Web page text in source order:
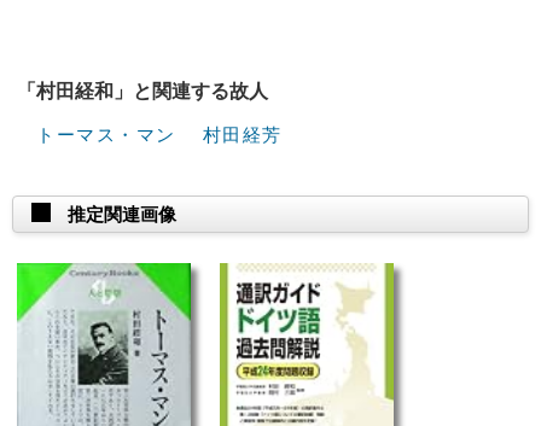
「村田経和」と関連する故人
トーマス・マン 村田経芳
推定関連画像